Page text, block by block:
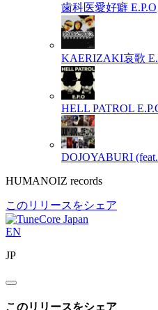
歯科医愛好癖 E.P.O
KAERIZAKI哀歌
HELL PATROL
DOJOYABURI
HUMANOIZ records
このリリースをシェア
EN
JP
このリリースをシェア